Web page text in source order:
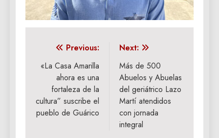
Navegación
de
entradas
Previous:
«La Casa Amarilla
ahora es una
fortaleza de la
cultura” suscribe el
pueblo de Guárico
Next:
Más de 500
Abuelos y Abuelas
del geriátrico Lazo
Martí atendidos
con jornada
integral